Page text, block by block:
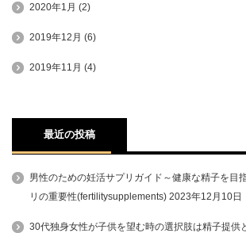
2020年1月 (2)
2019年12月 (6)
2019年11月 (4)
最近の投稿
男性のための妊活サプリガイド～健康な精子を目
リの重要性(fertilitysupplements) 2023年12月10日
30代独身女性が子供を望む時の選択肢は精子提供